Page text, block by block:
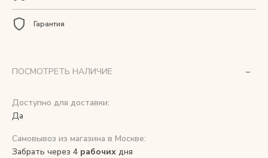
Подарки
Условия
Гарантия
ПОСМОТРЕТЬ НАЛИЧИЕ
Доступно для доставки:
Да
Самовывоз из магазина в Москве:
Забрать через 4 рабочих дня